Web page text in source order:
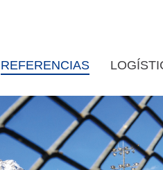
REFERENCIAS